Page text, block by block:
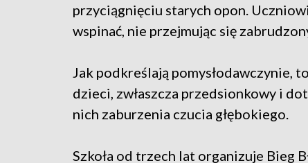
przyciągnięciu starych opon.
wspinać, nie przejmując się
Jak podkreślają pomysłodawczynie,
dzieci, zwłaszcza przedsionkowy i
nich zaburzenia czucia głębokiego.
Szkoła od trzech lat organizuje Bieg